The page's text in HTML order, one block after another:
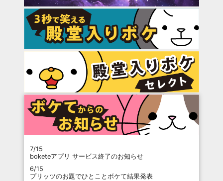
7/15
boketeアプリ サービス終了のお知らせ
6/15
プリッツのお題でひとことボケて結果発表